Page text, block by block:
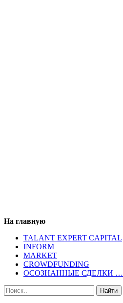
На главную
TALANT EXPERT CAPITAL
INFORM
MARKET
CROWDFUNDING
ОСОЗНАННЫЕ СДЕЛКИ …